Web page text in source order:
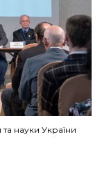
та науки України